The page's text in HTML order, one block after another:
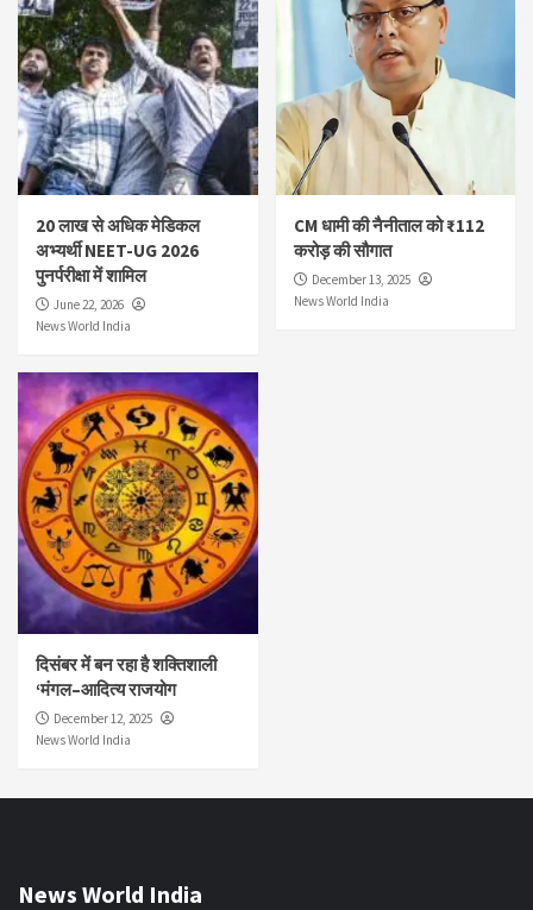
20 लाख से अधिक मेडिकल
अभ्यर्थी NEET-UG 2026
पुनर्परीक्षा में शामिल
June 22, 2026
News World India
CM धामी की नैनीताल को ₹112
करोड़ की सौगात
December 13, 2025
News World India
दिसंबर में बन रहा है शक्तिशाली
‘मंगल–आदित्य राजयोग
December 12, 2025
News World India
News World India